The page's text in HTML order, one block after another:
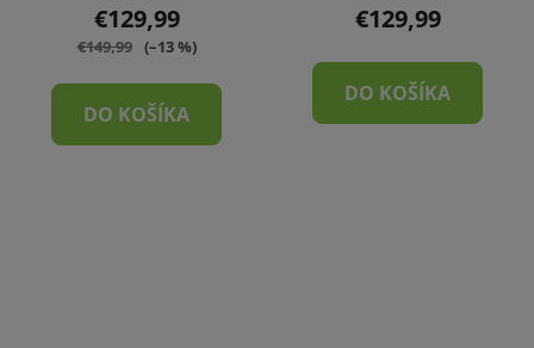
€129,99
€149,99 (–13 %)
DO KOŠÍKA
€129,99
DO KOŠÍKA